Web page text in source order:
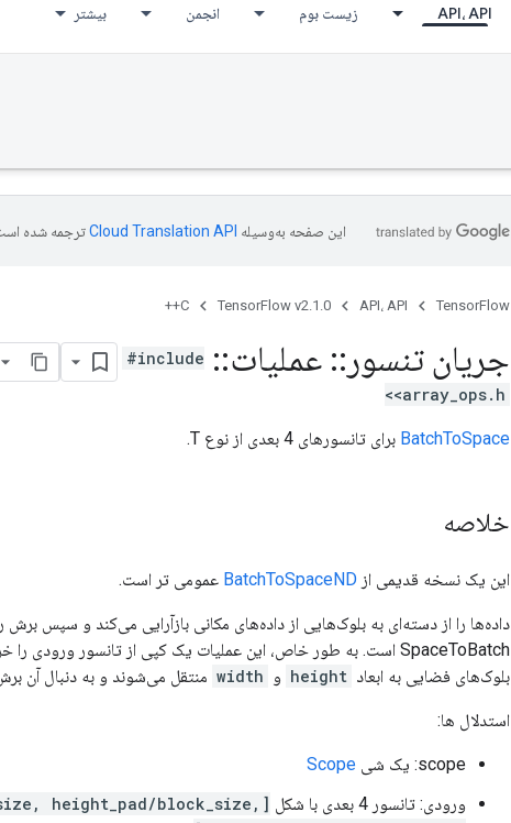
API، API زیست بوم انجمن بیشتر
این صفحه به‌وسیله ترجمه شده
TensorFlow API، API TensorFlow v2.1.0
C++
جریان تنسور :: عملیات::
#include
<array_ops.h>
BatchToSpace برای تانسورهای 4 بعدی از نوع T.
خلاصه
این یک نسخه قدیمی از BatchToSpaceND عمومی تر است.
داده‌ها را از دسته‌ای به بلوک‌هایی از داده‌های مکانی بازآرایی می‌کند و سپس
SpaceToBatch است. به طور خاص، این عملیات یک کپی از تانسور ورودی را خروجی می‌دهد که در آن مقادیر از بعد
بلوک‌های فضایی به ابعاد height و width منتقل می‌شوند و به دنبال آن
استدلال ها:
scope: یک شی
Scope
ورودی: تانسور 4 بعدی با شکل
height_pad/block_size,